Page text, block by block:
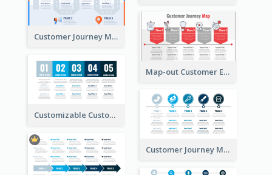
Customer Journey Map with a Road
Map-out Customer Experience with CJM Template
Customizable Customer Journey Map Template
Customer Journey Map Template with Icons